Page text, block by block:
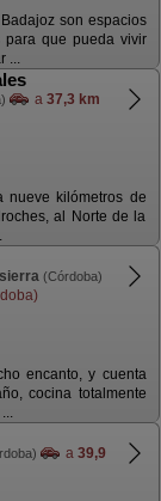
son espacios
para que pueda vivir
...
a 37,3 km
nueve kilómetros de
al Norte de la
(Córdoba)
encanto, y cuenta
cocina totalmente
a 39,9